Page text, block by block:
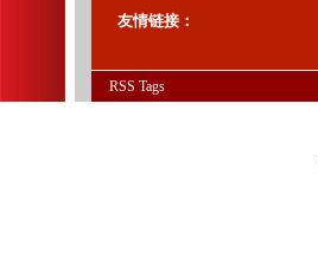
友情链接：
RSS Tags